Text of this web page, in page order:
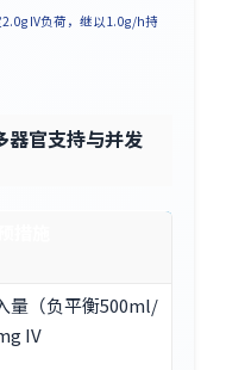
荷，继以1.0g/h持
器官支持与并发
量（负平衡500ml/
IV